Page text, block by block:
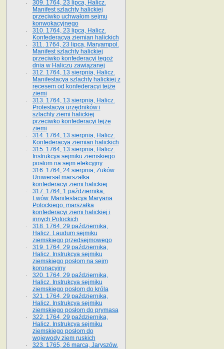
309. 1764, 23 lipca, Halicz.
Manifest szlachty halickiej
przeciwko uchwałom sejmu
konwokacyjnego
310. 1764, 23 lipca, Halicz.
Konfederacya ziemian halickich
311. 1764, 23 lipca, Maryampol.
Manifest szlachty halickiej
przeciwko konfederacyi tegoż
dnia w Haliczu zawiązanej
312. 1764, 13 sierpnia, Halicz.
Manifestacya szlachty halickiej z
recesem od konfederacyi tejże
ziemi
313. 1764, 13 sierpnia, Halicz.
Protestacya urzędników i
szlachty ziemi halickiej
przeciwko konfederacyi tejże
ziemi
314. 1764, 13 sierpnia, Halicz.
Konfederacya ziemian halickich
315. 1764, 13 sierpnia, Halicz.
Instrukcya sejmiku ziemskiego
posłom na sejm elekcyjny
316. 1764, 24 sierpnia, Żuków.
Uniwersał marszałka
konfederacyi ziemi halickiej
317. 1764, 1 października,
Lwów. Manifestacya Maryana
Potockiego, marszałka
konfederacyi ziemi halickiej i
innych Potockich
318. 1764, 29 października,
Halicz. Laudum sejmiku
ziemskiego przedsejmowego
319. 1764, 29 października,
Halicz. Instrukcya sejmiku
ziemskiego posłom na sejm
koronacyjny
320. 1764, 29 października,
Halicz. Instrukcya sejmiku
ziemskiego posłom do króla
321. 1764, 29 października,
Halicz. Instrukcya sejmiku
ziemskiego posłom do prymasa
322. 1764, 29 października,
Halicz. Instrukcya sejmiku
ziemskiego posłom do
wojewody ziem ruskich
323. 1765, 26 marca, Jaryszów.